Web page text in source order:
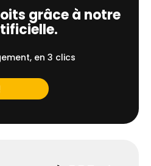
grâce à notre
en 3 clics